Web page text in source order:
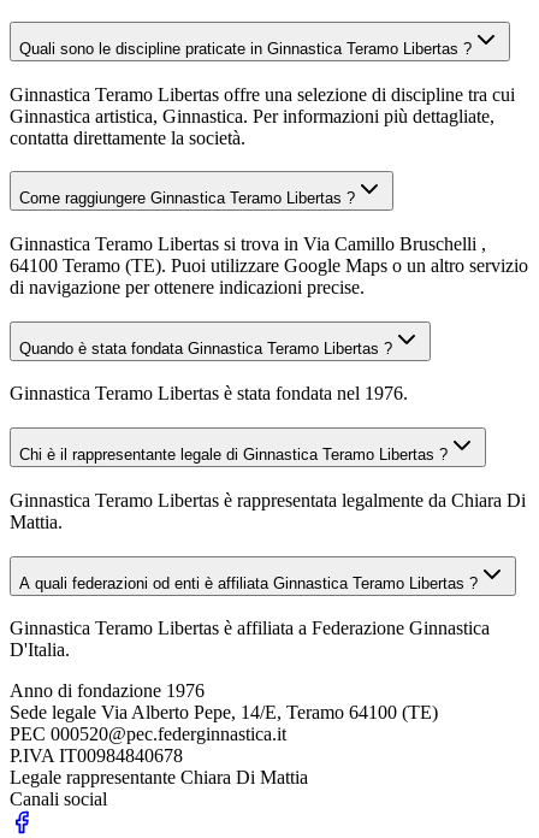
Quali sono le discipline praticate in Ginnastica Teramo Libertas ?
Ginnastica Teramo Libertas offre una selezione di discipline tra cui
Ginnastica artistica, Ginnastica. Per informazioni più dettagliate,
contatta direttamente la società.
Come raggiungere Ginnastica Teramo Libertas ?
Ginnastica Teramo Libertas si trova in Via Camillo Bruschelli ,
64100 Teramo (TE). Puoi utilizzare Google Maps o un altro servizio
di navigazione per ottenere indicazioni precise.
Quando è stata fondata Ginnastica Teramo Libertas ?
Ginnastica Teramo Libertas è stata fondata nel 1976.
Chi è il rappresentante legale di Ginnastica Teramo Libertas ?
Ginnastica Teramo Libertas è rappresentata legalmente da Chiara Di
Mattia.
A quali federazioni od enti è affiliata Ginnastica Teramo Libertas ?
Ginnastica Teramo Libertas è affiliata a Federazione Ginnastica
D'Italia.
Anno di fondazione 1976
Sede legale Via Alberto Pepe, 14/E, Teramo 64100 (TE)
PEC 000520@pec.federginnastica.it
P.IVA IT00984840678
Legale rappresentante Chiara Di Mattia
Canali social